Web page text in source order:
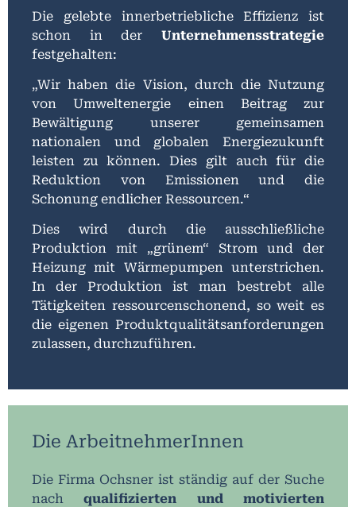
Die gelebte innerbetriebliche Effizienz ist
schon in der Unternehmensstrategie
festgehalten:
„Wir haben die Vision, durch die Nutzung
von Umweltenergie einen Beitrag zur
Bewältigung unserer gemeinsamen
nationalen und globalen Energiezukunft
leisten zu können. Dies gilt auch für die
Reduktion von Emissionen und die
Schonung endlicher Ressourcen.“
Dies wird durch die ausschließliche
Produktion mit „grünem“ Strom und der
Heizung mit Wärmepumpen unterstrichen.
In der Produktion ist man bestrebt alle
Tätigkeiten ressourcenschonend, so weit es
die eigenen Produktqualitätsanforderungen
zulassen, durchzuführen.
Die ArbeitnehmerInnen
Die Firma Ochsner ist ständig auf der Suche
nachqualifizierten und motivierten